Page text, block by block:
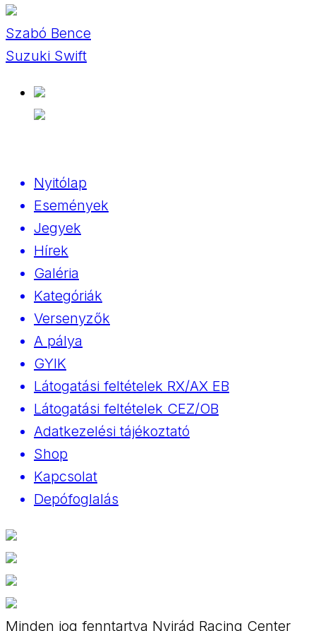
Szabó Bence
Suzuki Swift
Nyitólap
Események
Jegyek
Hírek
Galéria
Kategóriák
Versenyzők
A pálya
GYIK
Látogatási feltételek RX/AX EB
Látogatási feltételek CEZ/OB
Adatkezelési tájékoztató
Shop
Kapcsolat
Depófoglalás
Minden jog fenntartva Nyirád Racing Center